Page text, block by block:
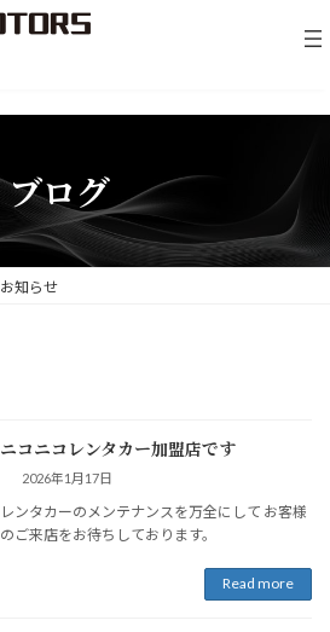
ブログ
お知らせ
ニコニコレンタカー加盟店です
2026年1月17日
レンタカーのメンテナンスを万全にして お客様
のご来店をお待ちしております。
Read more